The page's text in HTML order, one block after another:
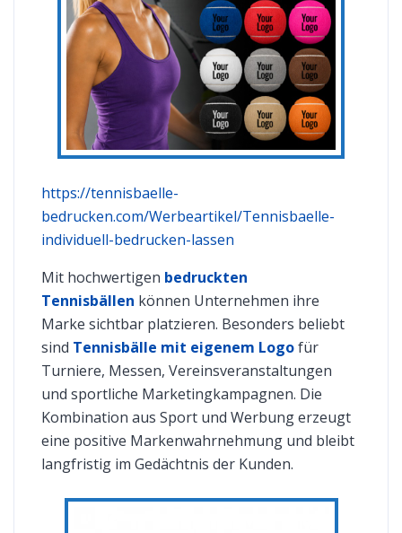
https://tennisbaelle-
bedrucken.com/Werbeartikel/Tennisbaelle-
individuell-bedrucken-lassen
Mit hochwertigen bedruckten
Tennisbällen können Unternehmen ihre
Marke sichtbar platzieren. Besonders beliebt
sind Tennisbälle mit eigenem Logofür
Turniere, Messen, Vereinsveranstaltungen
und sportliche Marketingkampagnen. Die
Kombination aus Sport und Werbung erzeugt
eine positive Markenwahrnehmung und bleibt
langfristig im Gedächtnis der Kunden.